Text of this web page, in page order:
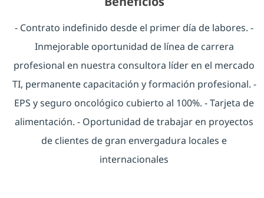
- Contrato indefinido desde el primer día de labores. -
Inmejorable oportunidad de línea de carrera
profesional en nuestra consultora líder en el mercado
TI, permanente capacitación y formación profesional. -
EPS y seguro oncológico cubierto al 100%. - Tarjeta de
alimentación. - Oportunidad de trabajar en proyectos
de clientes de gran envergadura locales e
internacionales